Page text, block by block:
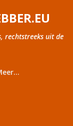
naar hoofdcontent
rechtstreeks uit de